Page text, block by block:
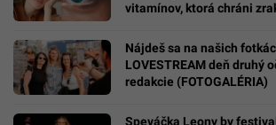
vitamínov, ktorá chráni
Nájdeš sa na našich
LOVESTREAM deň druhý
redakcie (FOTOGALÉRIA)
Speváčka Leony by